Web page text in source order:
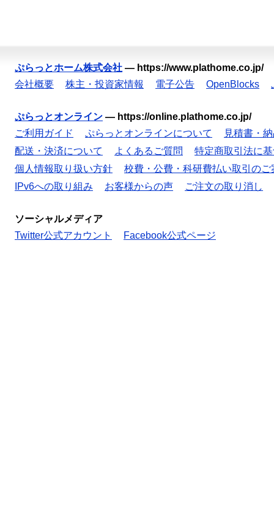
ぷらっとホーム株式会社 — https://www.plathome.co.jp/
会社概要
株主・投資家情報 電子公告 OpenBlocks
ぷらっとオンライン — https://online.plathome.co.jp/
ご利用ガイド
ぷらっとオンラインについて
見積書・
配送・決済について
よくあるご質問
特定商取引法に
個人情報取り扱い方針
校費・公費・科研費払い取引のご
IPv6への取り組み
お客様からの声 ご注文の取り消し
ソーシャルメディア
Twitter公式アカウント
Facebook公式ページ